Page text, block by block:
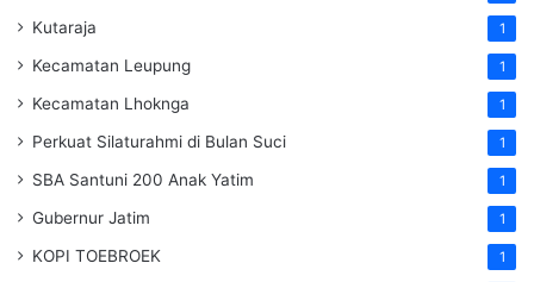
Kutaraja 1
Kecamatan Leupung 1
Kecamatan Lhoknga 1
Perkuat Silaturahmi di Bulan Suci 1
SBA Santuni 200 Anak Yatim 1
Gubernur Jatim 1
KOPI TOEBROEK 1